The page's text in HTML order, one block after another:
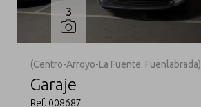
3
(Centro-Arroyo-La Fuente. Fuenlabrada)
Garaje
Ref. 008687